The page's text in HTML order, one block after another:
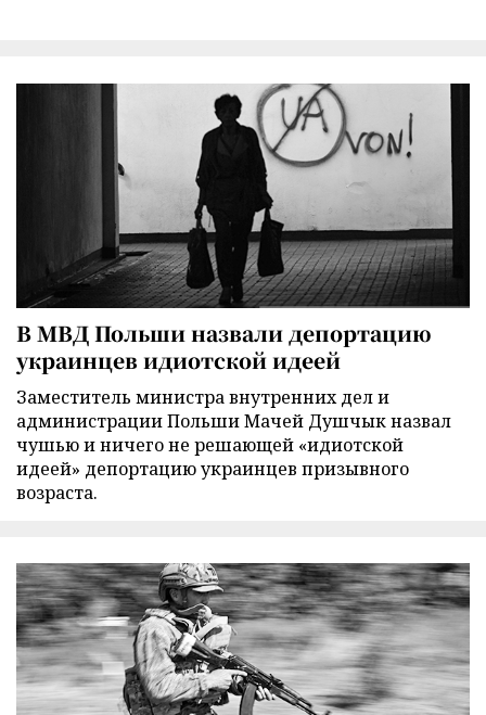
В МВД Польши назвали депортацию
украинцев идиотской идеей
Заместитель министра внутренних дел и
администрации Польши Мачей Душчык назвал
чушью и ничего не решающей «идиотской
идеей» депортацию украинцев призывного
возраста.